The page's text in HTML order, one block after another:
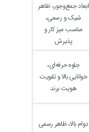
ابعاد جمع‌وجور، ظاهر
شیک و رسمی،
مناسب میز کار و
پذیرش
جلوه حرفه‌ای،
خوانایی بالا و تقویت
هویت برند
دوام بالا، ظاهر رسمی